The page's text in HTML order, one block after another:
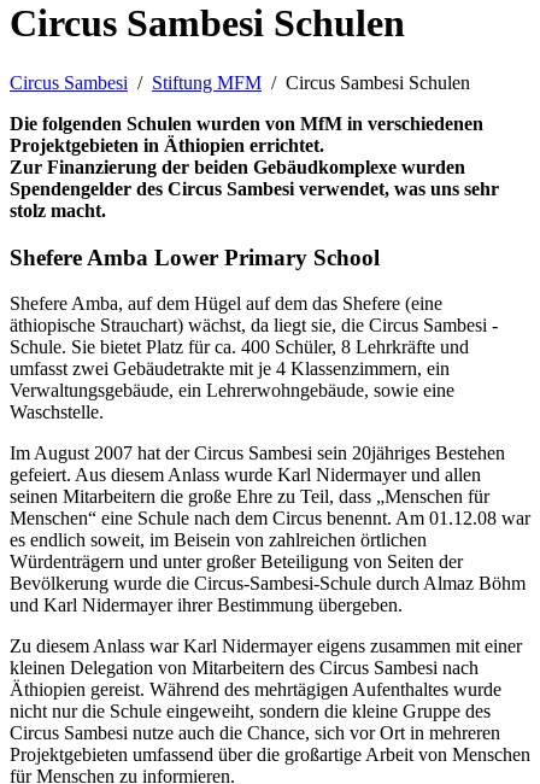
Circus Sambesi Schulen
Circus Sambesi / Stiftung MFM / Circus Sambesi Schulen
Die folgenden Schulen wurden von MfM in verschiedenen
Projektgebieten in Äthiopien errichtet.
Zur Finanzierung der beiden Gebäudkomplexe wurden
Spendengelder des Circus Sambesi verwendet, was uns sehr
stolz macht.
Shefere Amba Lower Primary School
Shefere Amba, auf dem Hügel auf dem das Shefere (eine
äthiopische Strauchart) wächst, da liegt sie, die Circus Sambesi -
Schule. Sie bietet Platz für ca. 400 Schüler, 8 Lehrkräfte und
umfasst zwei Gebäudetrakte mit je 4 Klassenzimmern, ein
Verwaltungsgebäude, ein Lehrerwohngebäude, sowie eine
Waschstelle.
Im August 2007 hat der Circus Sambesi sein 20jähriges Bestehen
gefeiert. Aus diesem Anlass wurde Karl Nidermayer und allen
seinen Mitarbeitern die große Ehre zu Teil, dass „Menschen für
Menschen“ eine Schule nach dem Circus benennt. Am 01.12.08 war
es endlich soweit, im Beisein von zahlreichen örtlichen
Würdenträgern und unter großer Beteiligung von Seiten der
Bevölkerung wurde die Circus-Sambesi-Schule durch Almaz Böhm
und Karl Nidermayer ihrer Bestimmung übergeben.
Zu diesem Anlass war Karl Nidermayer eigens zusammen mit einer
kleinen Delegation von Mitarbeitern des Circus Sambesi nach
Äthiopien gereist. Während des mehrtägigen Aufenthaltes wurde
nicht nur die Schule eingeweiht, sondern die kleine Gruppe des
Circus Sambesi nutze auch die Chance, sich vor Ort in mehreren
Projektgebieten umfassend über die großartige Arbeit von Menschen
für Menschen zu informieren.